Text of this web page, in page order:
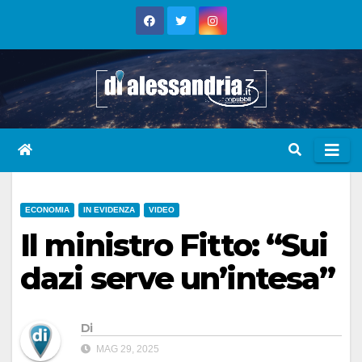
ECONOMIA IN EVIDENZA VIDEO
Il ministro Fitto: “Sui
dazi serve un’intesa”
Di
MAG 29, 2025